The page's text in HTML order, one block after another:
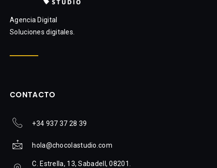
Agencia Digital
Soluciones digitales.
CONTACTO
+34 937 37 28 39
hola@chocolastudio.com
C. Estrella, 13, Sabadell, 08201.